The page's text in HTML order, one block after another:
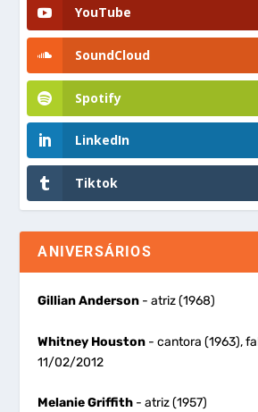
YouTube
SoundCloud
Spotify
LinkedIn
Tiktok
ANIVERSÁRIOS
Gillian Anderson - atriz (1968)
Whitney Houston - cantora (1963),
11/02/2012
Melanie Griffith - atriz (1957)